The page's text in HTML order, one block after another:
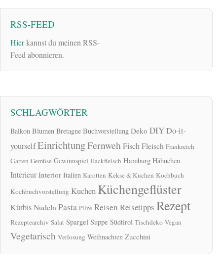
RSS-FEED
Hierkannst du meinen RSS-
Feed abonnieren.
SCHLAGWÖRTER
Balkon Blumen Bretagne Buchvorstellung Deko DIYDo-it-
yourselfEinrichtungFernwehFischFleisch Frankreich
Garten Gemüse Gewinnspiel Hackfleisch Hamburg Hähnchen
Interieur Interior Italien Karotten Kekse & Kuchen Kochbuch
Kochbuchvorstellung Kuchen Küchengeflüster
KürbisNudeln Pasta Pilze Reisen Reisetipps Rezept
Rezeptearchiv Salat Spargel Suppe Südtirol Tischdeko Vegan
Vegetarisch Verlosung Weihnachten Zucchini